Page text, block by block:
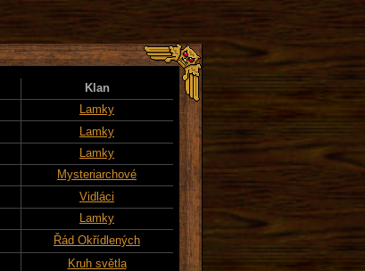
Klan
Lamky
Lamky
Lamky
Mysteriarchové
Vidláci
Lamky
Řád Okřídlených
Kruh světla